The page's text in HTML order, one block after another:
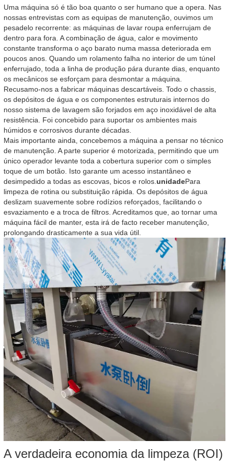
Uma máquina só é tão boa quanto o ser humano que a opera. Nas
nossas entrevistas com as equipas de manutenção, ouvimos um
pesadelo recorrente: as máquinas de lavar roupa enferrujam de
dentro para fora. A combinação de água, calor e movimento
constante transforma o aço barato numa massa deteriorada em
poucos anos. Quando um rolamento falha no interior de um túnel
enferrujado, toda a linha de produção pára durante dias, enquanto
os mecânicos se esforçam para desmontar a máquina.
Recusamo-nos a fabricar máquinas descartáveis. Todo o chassis,
os depósitos de água e os componentes estruturais internos do
nosso sistema de lavagem são forjados em aço inoxidável de alta
resistência. Foi concebido para suportar os ambientes mais
húmidos e corrosivos durante décadas.
Mais importante ainda, concebemos a máquina a pensar no técnico
de manutenção. A parte superior é motorizada, permitindo que um
único operador levante toda a cobertura superior com o simples
toque de um botão. Isto garante um acesso instantâneo e
desimpedido a todas as escovas, bicos e rolos.unidadePara
limpeza de rotina ou substituição rápida. Os depósitos de água
deslizam suavemente sobre rodízios reforçados, facilitando o
esvaziamento e a troca de filtros. Acreditamos que, ao tornar uma
máquina fácil de manter, esta irá de facto receber manutenção,
prolongando drasticamente a sua vida útil.
A verdadeira economia da limpeza (ROI)